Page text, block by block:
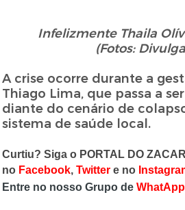
Infelizmente Thaila
(Fotos:
A crise ocorre durante a
Thiago Lima, que passa a
diante do cenário de
sistema de saúde local.
Curtiu? Siga o PORTAL DO
no Facebook,Twitter e no
Entre no nosso Grupo deWhatApp